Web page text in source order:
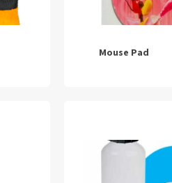
Mouse Pad